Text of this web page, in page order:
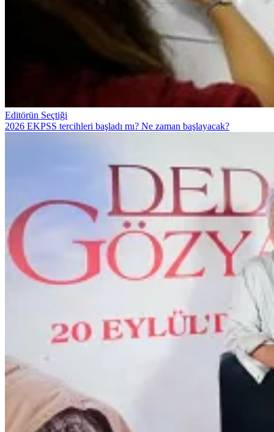
Editörün Seçtiği
2026 EKPSS tercihleri başladı mı? Ne zaman başlayacak?